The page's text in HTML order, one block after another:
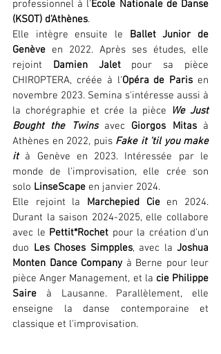
professionnel à l'École Nationale de Danse
(KSOT) d'Athènes.
Elle intègre ensuite le Ballet Junior de
Genève en 2022. Après ses études, elle
rejoint Damien Jalet pour sa pièce
CHIROPTERA, créée à l'Opéra de Paris en
novembre 2023. Semina s'intéresse aussi à
la chorégraphie et crée la pièce
We Just
Bought the Twins avec Giorgos Mitas à
Athènes en 2022, puis Fake it 'til you make
it à Genève en 2023. Intéressée par le
monde de l'improvisation, elle crée son
solo LinseScape en janvier 2024.
Elle rejoint la Marchepied Cie en 2024.
Durant la saison 2024-2025, elle collabore
avec le Pettit*Rochet pour la création d'un
duo Les Choses Simpples, avec la Joshua
Monten Dance Company à Berne pour leur
pièce Anger Management, et la cie Philippe
Saire à Lausanne. Parallèlement, elle
enseigne la danse contemporaine et
classique et l'improvisation.